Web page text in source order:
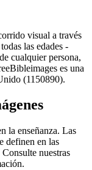
visual a través
las edades -
cualquier persona,
es una
(1150890).
la enseñanza. Las
definen en las
nuestras